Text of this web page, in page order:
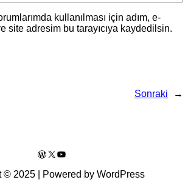
kullanılması için adım, e-
site adresim bu tarayıcıya kaydedilsin.
Sonraki →
WordPress
X YouTube
© 2025 | Powered by WordPress